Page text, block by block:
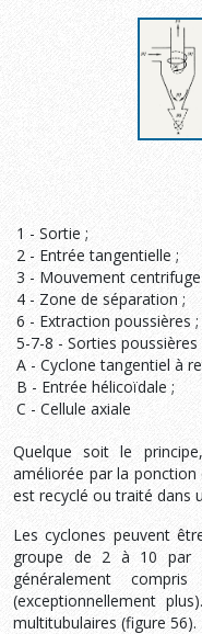
1 - Sortie ;
2 - Entrée tangentielle ;
3 - Mouvement centrifuge
4 - Zone de séparation ;
6 - Extraction poussières ;
5-7-8 - Sorties poussières
A - Cyclone tangentiel à
B - Entrée hélicoïdale ;
C - Cellule axiale
Quelque soit le
améliorée par la
est recyclé ou traité dans
Les cyclones peuvent
groupe de 2 à 10 par
généralement
(exceptionnellement
multitubulaires (figure 56).